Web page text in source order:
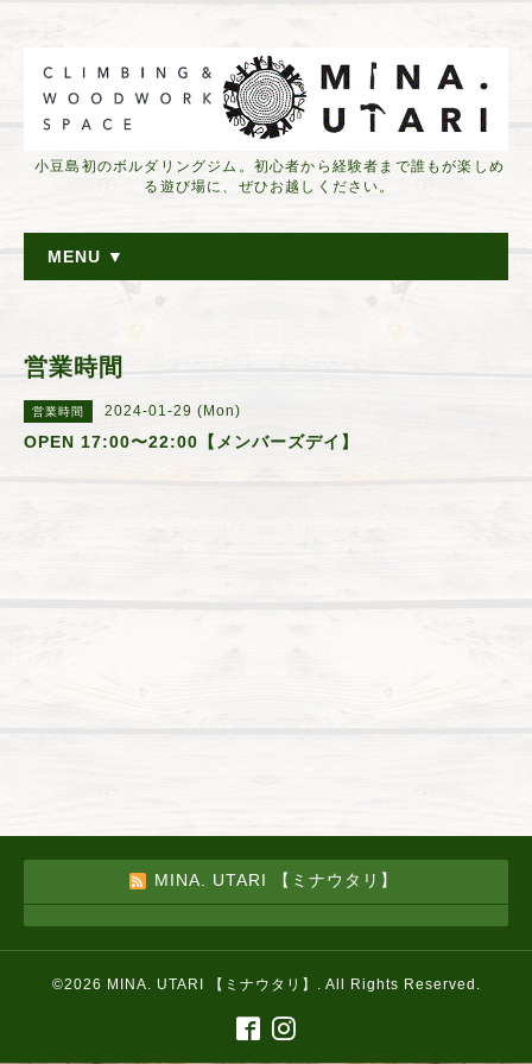
小豆島初のボルダリングジム。初心者から経験者まで誰もが楽しめ
る遊び場に、ぜひお越しください。
MENU ▼
営業時間
営業時間 2024-01-29 (Mon)
OPEN 17:00〜22:00【メンバーズデイ】
MINA. UTARI 【ミナウタリ】
©2026 MINA. UTARI 【ミナウタリ】 . All Rights Reserved.